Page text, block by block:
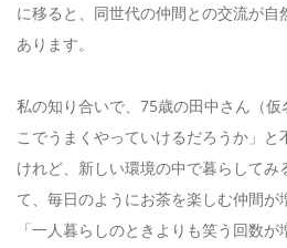
に移ると、同世代の仲間との交流が
あります。
私の知り合いで、75歳の田中さん（仮
こでうまくやっていけるだろうか」と
けれど、新しい環境の中で暮らしてみ
て、毎日のようにお茶を楽しむ仲間が
「一人暮らしのときよりも笑う回数